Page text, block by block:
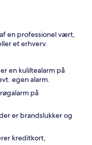
en professionel vært,
et erhverv.
en kuliltealarm på
egen alarm.
på
er brandslukker og
kreditkort,